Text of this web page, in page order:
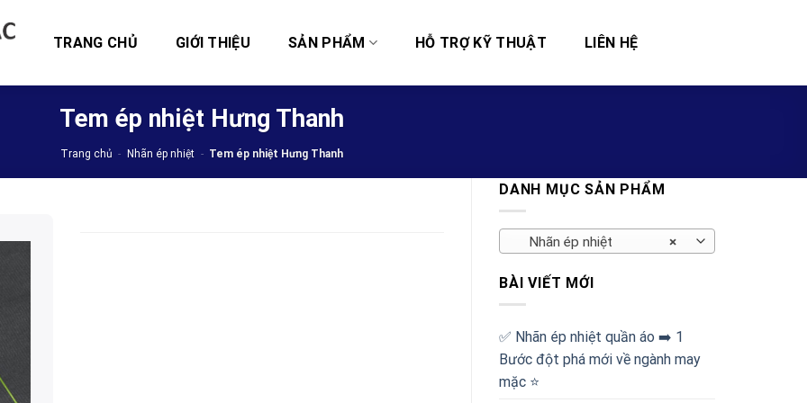
TRANG CHỦ GIỚI THIỆU SẢN PHẨM HỖ TRỢ KỸ THUẬT LIÊN HỆ
Tem ép nhiệt Hưng Thanh
Trang chủ - Nhãn ép nhiệt - Tem ép nhiệt Hưng Thanh
DANH MỤC SẢN PHẨM
×
Nhãn ép nhiệt
BÀI VIẾT MỚI
✅‪ Nhãn ép nhiệt quần áo ➡️ 1
Bước đột phá mới về ngành may
mặc ⭐️